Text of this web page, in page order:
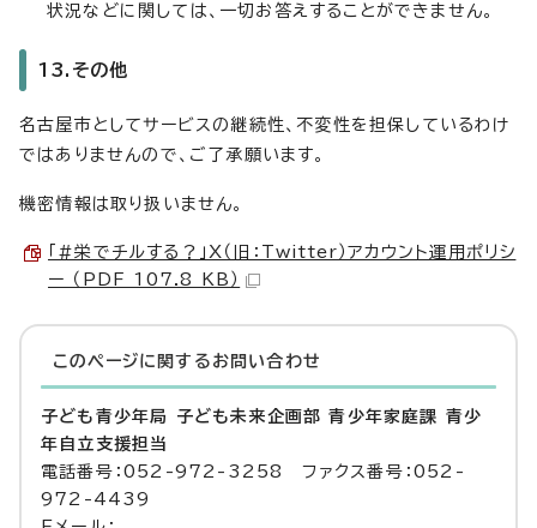
状況などに関しては、一切お答えすることができません。
13.その他
名古屋市としてサービスの継続性、不変性を担保しているわけ
ではありませんので、ご了承願います。
機密情報は取り扱いません。
「#栄でチルする？」X（旧：Twitter）アカウント運用ポリシ
ー （PDF 107.8 KB）
このページに関する お問い合わせ
子ども青少年局 子ども未来企画部 青少年家庭課 青少
年自立支援担当
電話番号：052-972-3258 ファクス番号：052-
972-4439